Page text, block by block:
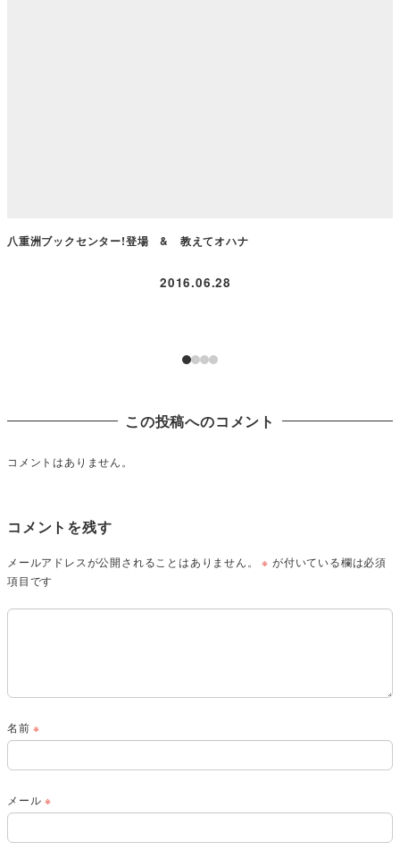
八重洲ブックセンター!登場 & 教えてオハナ
2016.06.28
この投稿へのコメント
コメントはありません。
コメントを残す
メールアドレスが公開されることはありません。 ※ が付いている欄は必須
項目です
名前※
メール※